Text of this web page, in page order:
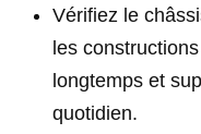
Vérifiez le
les
longtemps et
quotidien.